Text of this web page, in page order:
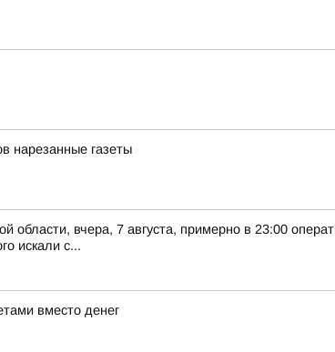
нарезанные газеты
вчера, 7 августа, примерно в 23:00
искали с...
вместо денег